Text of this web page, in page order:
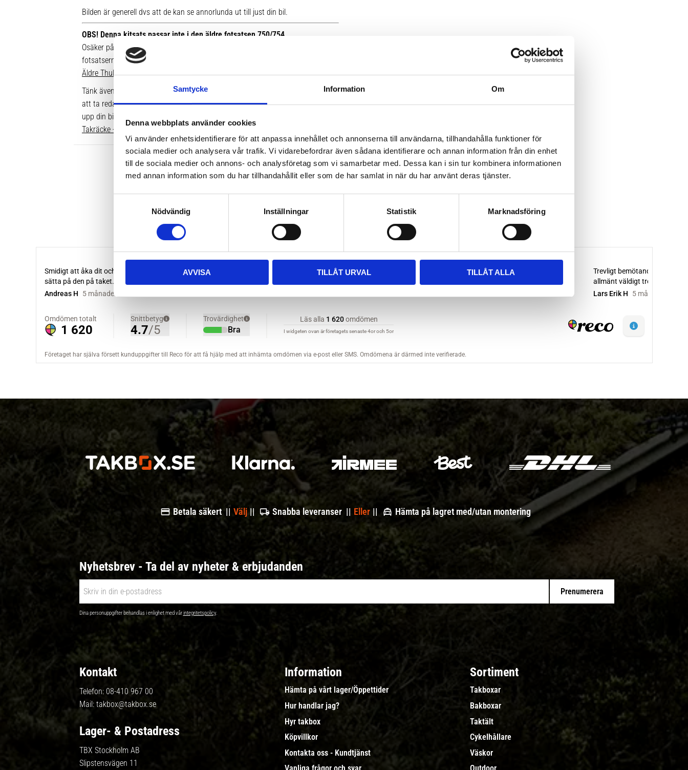
Samtycke Information Om
Denna webbplats använder cookies
Vi använder enhetsidentifierare för att anpassa innehållet och annonserna till användarna, tillhandahålla funktioner för
sociala medier och analysera vår trafik. Vi vidarebefordrar även sådana identifierare och annan information från din enhet
till de sociala medier och annons- och analysföretag som vi samarbetar med. Dessa kan i sin tur kombinera informationen
med annan information som du har tillhandahållit eller som de har samlat in när du har använt deras tjänster.
k
e
s
Nödvändig Inställningar Statistik Marknadsföring
AVVISA TILLÅT URVAL TILLÅT ALLA
Bilden är generell dvs att de kan se annorlunda ut till just din bil.
OBS! Denna kitsats passar inte i den äldre fotsatsen 750/754.
Osäker på vilken fot du har sedan tidigare? Här kan du se bilder på de äldre
fotsatserna:
Äldre Thule fotsatser som inte går att komplettera med nya kitsatser >>
Tänk även på att dina rör över taket behöver vara i rätt längd. Enklaste sättet
att ta reda på vilken längd du ska ha är att gå till våra kompletta paket, leta
upp din bil. Där ser du enkelt vilken längd som passar.
Takräcke - kompletta paket >>
Betala säkert || Välj || Snabba leveranser || Eller || Hämta på lagret med/utan montering
Nyhetsbrev - Ta del av nyheter & erbjudanden
Prenumerera
Dina personuppgifter behandlas i enlighet med vårintegritetspolicy.
Kontakt
Telefon: 08-410 967 00
Mail: takbox@takbox.se
Lager- & Postadress
TBX Stockholm AB
Slipstensvägen 11
Information
Hämta på vårt lager/Öppettider
Hur handlar jag?
Hyr takbox
Köpvillkor
Kontakta oss - Kundtjänst
Sortiment
Takboxar
Bakboxar
Taktält
Cykelhållare
Väskor